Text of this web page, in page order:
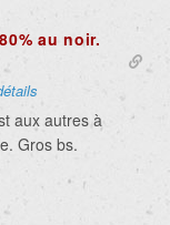
au noir.
aux autres à
Gros bs.